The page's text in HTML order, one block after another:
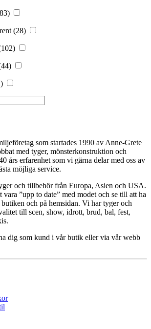
(28)
som startades 1990 av Anne-Grete
med tyger, mönsterkonstruktion och
års erfarenhet som vi gärna delar med oss av
möjliga service.
och tillbehör från Europa, Asien och USA.
vara ”upp to date” med modet och se till att ha
och på hemsidan. Vi har tyger och
till scen, show, idrott, brud, bal, fest,
dig som kund i vår butik eller via vår webb